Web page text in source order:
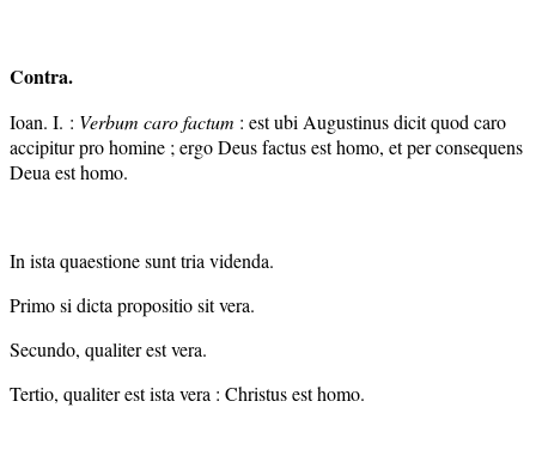
Contra.
Ioan. I. : Verbum caro factum : est ubi Augustinus dicit quod caro
accipitur pro homine ; ergo Deus factus est homo, et per consequens
Deua est homo.
In ista quaestione sunt tria videnda.
Primo si dicta propositio sit vera.
Secundo, qualiter est vera.
Tertio, qualiter est ista vera : Christus est homo.